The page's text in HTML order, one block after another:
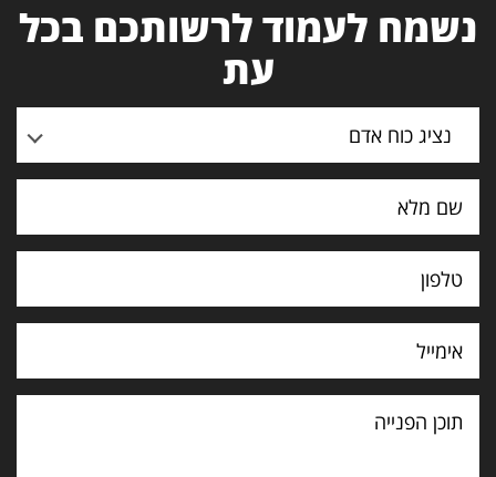
נשמח לעמוד לרשותכם בכל
עת
נציג כוח אדם
תוכן
הפנייה